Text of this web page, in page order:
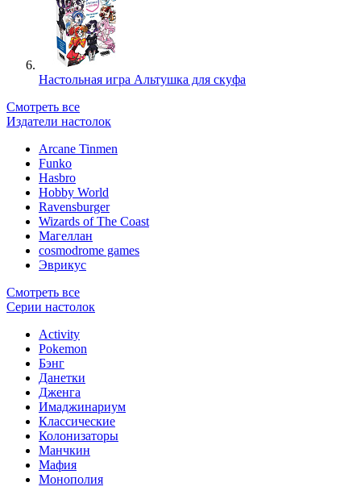
Настольная игра Альтушка для скуфа
Смотреть все
Издатели настолок
Arcane Tinmen
Funko
Hasbro
Hobby World
Ravensburger
Wizards of The Coast
Магеллан
сosmodrome games
Эврикус
Смотреть все
Серии настолок
Activity
Pokemon
Бэнг
Данетки
Дженга
Имаджинариум
Классические
Колонизаторы
Манчкин
Мафия
Монополия